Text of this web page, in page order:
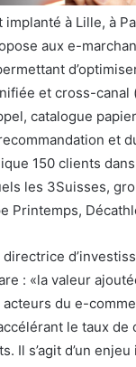
implanté à Lille, à
aux e-
et cross-canal
catalogue
et
150 clients
les 3Suisses,
Printemps,
: «la valeur
du e-
le taux de
Il s’agit d’un